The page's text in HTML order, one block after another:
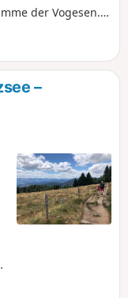
der Vogesen.
Forellen sowie die
für einen
–